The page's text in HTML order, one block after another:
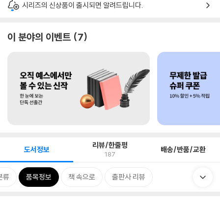
시리즈의 신상품이 출시되면 알려드립니다.
이 분야의 이벤트 7
도서정보 리뷰/한줄평
187 배송/반품/교환
류 품목정보 책 속으로 출판사 리뷰